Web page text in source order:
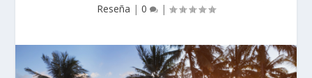
Reseña | 0 |